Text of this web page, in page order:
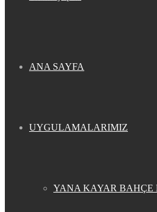
ANA SAYFA
UYGULAMALARIMIZ
YANA KAYAR BAHÇE